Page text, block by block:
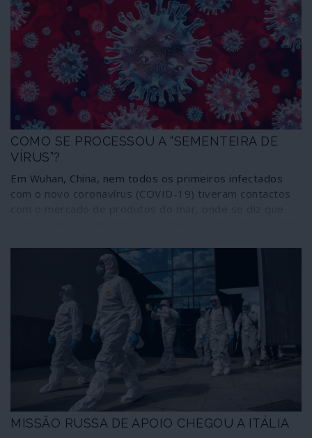
patronais dirigiam campanhas proclamando que "a
economia não pode parar” e mantinham as fábricas
abertas – enquanto o governo central lhes ia fazendo a
vontade. Hoje a dor das populações está a transformar-
se em raiva, mas será que virão a ser apuradas
responsabilidades?
COMO SE PROCESSOU A “SEMENTEIRA DE
VÍRUS”?
Em Wuhan, China, nem todos os primeiros infectados
com o novo coronavírus (COVID-19) tiveram contactos
não tiveram qualquer contacto com a China; na Coreia do
Sul houve grupos de infectados sem qualquer
associação à China ou a Itália. Alguém andou a “semear”
vírus em lugares diferentes e mais ou menos ao mesmo
MISSÃO RUSSA DE APOIO CHEGOU A ITÁLIA